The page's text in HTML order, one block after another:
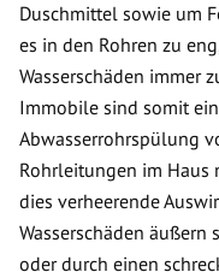
Duschmittel sowie um
es in den Rohren zu
Wasserschäden immer
Immobile sind somit
Abwasserrohrspülung
Rohrleitungen im Haus
dies verheerende
Wasserschäden
oder durch einen